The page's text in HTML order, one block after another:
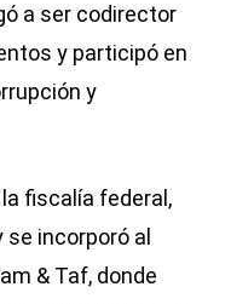
a ser codirector
y participó en
y
fiscalía federal,
incorporó al
& Taf, donde